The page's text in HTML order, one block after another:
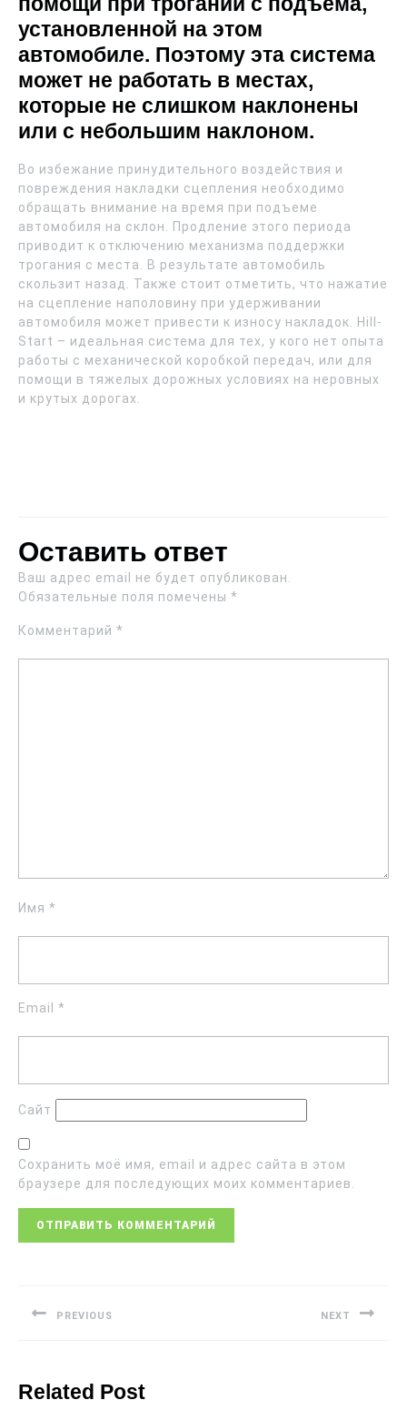
установленной на этом
автомобиле. Поэтому эта система
может не работать в местах,
которые не слишком наклонены
или с небольшим наклоном.
Во избежание принудительного воздействия и
повреждения накладки сцепления необходимо
обращать внимание на время при подъеме
автомобиля на склон. Продление этого периода
приводит к отключению механизма поддержки
трогания с места. В результате автомобиль
скользит назад. Также стоит отметить, что нажатие
на сцепление наполовину при удерживании
автомобиля может привести к износу накладок. Hill-
Start – идеальная система для тех, у кого нет опыта
работы с механической коробкой передач, или для
помощи в тяжелых дорожных условиях на неровных
и крутых дорогах.
Оставить ответ
Ваш адрес email не будет опубликован.
Обязательные поля помечены *
Комментарий *
Имя *
Email *
Сайт
Сохранить моё имя, email и адрес сайта в этом
браузере для последующих моих комментариев.
PREVIOUS NEXT
Related Post